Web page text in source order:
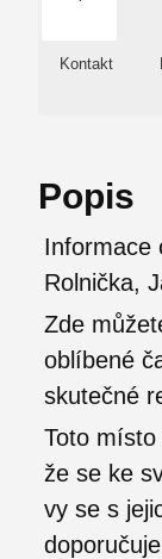
Kontakt
Popis
Informace
Rolnička,
Zde
oblíbené
skutečné
Toto
že se ke
vy se s